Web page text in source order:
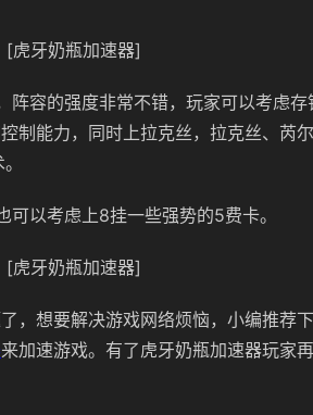
[虎牙奶瓶加速器]
阵容的强度非常不错，玩家可以考虑
制能力，同时上拉克丝，拉克丝、芮
以考虑上8挂一些强势的5费卡。
[虎牙奶瓶加速器]
，想要解决游戏网络烦恼，小编推荐
来加速游戏。有了虎牙奶瓶加速器玩家